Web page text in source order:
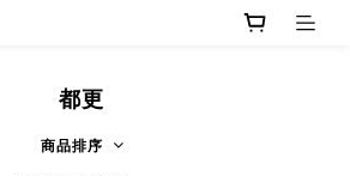
都更
商品排序